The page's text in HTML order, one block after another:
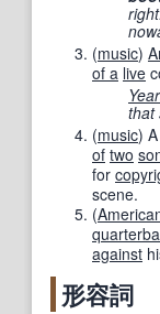
right.
(music)
of a live
that
(music) A
of two
for
scene.
(
against
形容詞